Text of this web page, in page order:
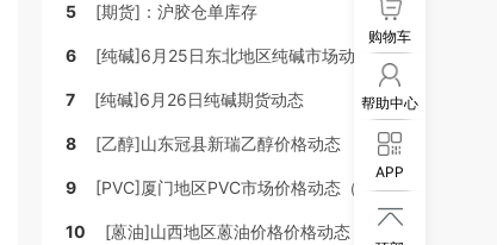
5 [期货]：沪胶仓单库存
6 [纯碱]6月25日东北地区纯碱市场动态
7 [纯碱]6月26日纯碱期货动态
8 [乙醇]山东冠县新瑞乙醇价格动态
9 [PVC]厦门地区PVC市场价格动态（稳定）
10 [蒽油]山西地区蒽油价格价格动态
购物车
帮助中心
APP
